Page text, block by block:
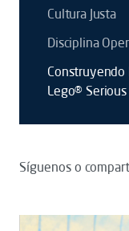
Cultura Justa
Disciplina
Construyendo
Lego®
Síguenos o